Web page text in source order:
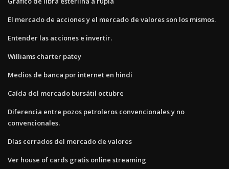
El mercado de acciones y el mercado de valores son los mismos.
Entender las acciones e invertir.
Williams charter patey
Medios de banca por internet en hindi
Caída del mercado bursátil octubre
Diferencia entre pozos petroleros convencionales y no
convencionales.
Días cerrados del mercado de valores
Ver house of cards gratis online streaming